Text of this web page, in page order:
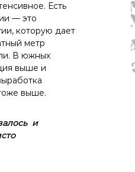
Есть
— это
которую дает
метр
В южных
выше и
выше.
и